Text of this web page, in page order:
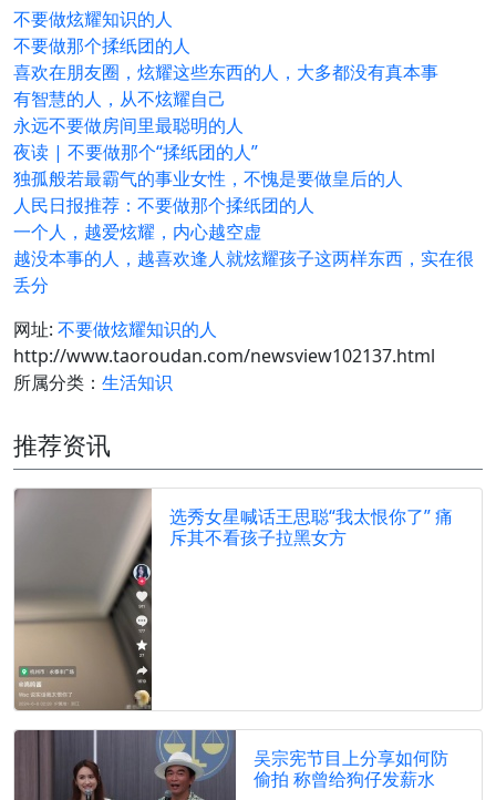
不要做炫耀知识的人
不要做那个揉纸团的人
喜欢在朋友圈，炫耀这些东西的人，大多都没有真本事
有智慧的人，从不炫耀自己
永远不要做房间里最聪明的人
夜读 | 不要做那个“揉纸团的人”
独孤般若最霸气的事业女性，不愧是要做皇后的人
人民日报推荐：不要做那个揉纸团的人
一个人，越爱炫耀，内心越空虚
越没本事的人，越喜欢逢人就炫耀孩子这两样东西，实在很
丢分
网址: 不要做炫耀知识的人
http://www.taoroudan.com/newsview102137.html
所属分类： 生活知识
推荐资讯
选秀女星喊话王思聪“我太恨你了” 痛
斥其不看孩子拉黑女方
吴宗宪节目上分享如何防
偷拍 称曾给狗仔发薪水